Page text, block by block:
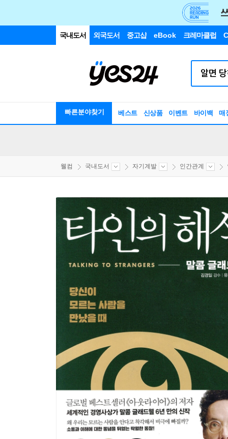
국내도서 외국도서 중고샵 eBook 크레마클럽
빠른분야찾기 베스트 신상품 이벤트 바이백 매
웰컴 국내도서 자기계발 인간관계